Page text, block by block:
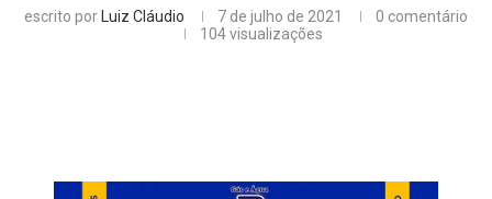
escrito por Luiz Cláudio 7 de julho de 2021
0 comentário
104visualizações